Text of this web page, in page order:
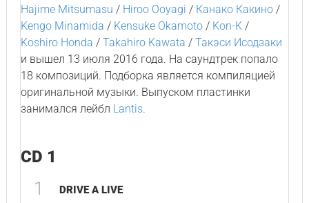
Hajime Mitsumasu / Hiroo Ooyagi / Канако Какино/
Kengo Minamida / Kensuke Okamoto/ Kon-K/
Koshiro Honda / Takahiro Kawata / Такэси Исодзаки
и вышел 13 июля 2016 года. На саундтрек попало
18 композиций. Подборка является компиляцией
оригинальной музыки. Выпуском пластинки
занимался лейбл Lantis.
CD 1
1 DRIVE A LIVE